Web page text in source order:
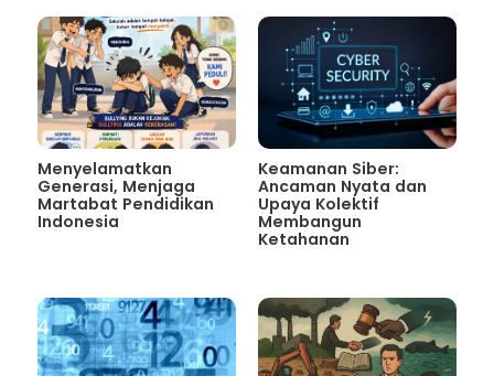
Menyelamatkan
Generasi, Menjaga
Martabat Pendidikan
Indonesia
Keamanan Siber:
Ancaman Nyata dan
Upaya Kolektif
Membangun
Ketahanan